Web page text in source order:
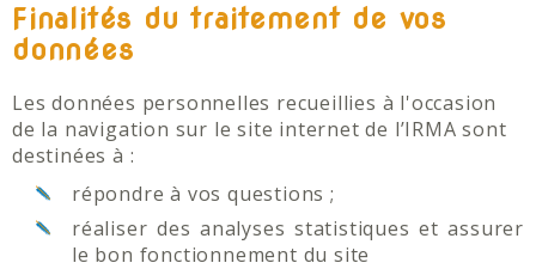
Finalités du traitement de vos
données
Les données personnelles recueillies à l'occasion
de la navigation sur le site internet de l’IRMA sont
destinées à :
répondre à vos questions ;
réaliser des analyses statistiques et assurer
le bon fonctionnement du site